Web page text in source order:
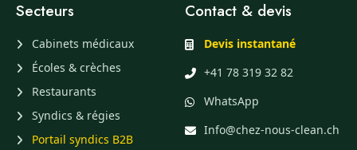
Secteurs
Cabinets médicaux
Écoles & crèches
Restaurants
Syndics & régies
Portail syndics B2B
Contact & devis
Devis instantané
+41 78 319 32 82
WhatsApp
Info@chez-nous-clean.ch